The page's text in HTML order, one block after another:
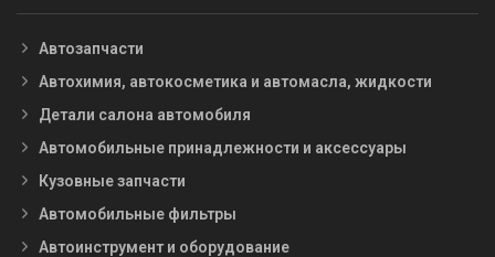
Автозапчасти
Автохимия, автокосметика и автомасла, жидкости
Детали салона автомобиля
Автомобильные принадлежности и аксессуары
Кузовные запчасти
Автомобильные фильтры
Автоинструмент и оборудование